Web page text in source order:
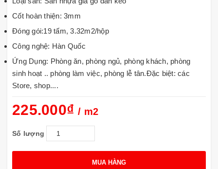
Cốt hoàn thiện: 3mm
Đóng gói:19 tấm, 3.32m2/hộp
Công nghệ: Hàn Quốc
Ứng Dụng: Phòng ăn, phòng ngủ, phòng khách, phòng
sinh hoạt .. phòng làm việc, phòng lễ tân.Đặc biệt: các
Store, shop....
225.000₫/ m2
Số lượng
MUA HÀNG